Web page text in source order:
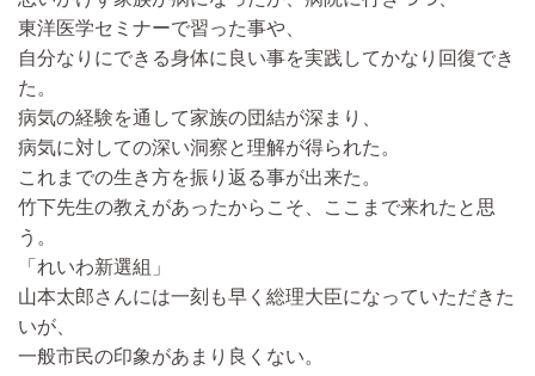
東洋医学セミナーで習った事や、
自分なりにできる身体に良い事を実践してかなり回復でき
た。
病気の経験を通して家族の団結が深まり、
病気に対しての深い洞察と理解が得られた。
これまでの生き方を振り返る事が出来た。
竹下先生の教えがあったからこそ、ここまで来れたと思
う。
「れいわ新選組」
山本太郎さんには一刻も早く総理大臣になっていただきた
いが、
一般市民の印象があまり良くない。